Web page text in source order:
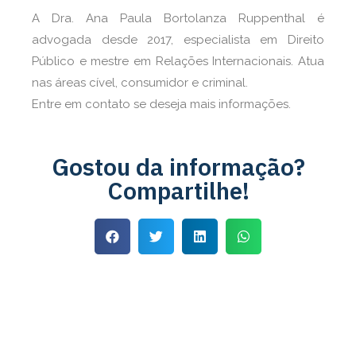
A Dra. Ana Paula Bortolanza Ruppenthal é
advogada desde 2017, especialista em Direito
Público e mestre em Relações Internacionais. Atua
nas áreas cível, consumidor e criminal.
Entre em contato se deseja mais informações.
Gostou da informação?
Compartilhe!